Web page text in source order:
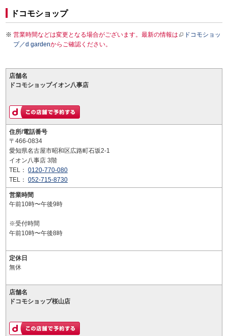
ドコモショップ
営業時間などは変更となる場合がございます。最新の情報は
ドコモショッ
プ／d gardenからご確認ください。
店舗名
ドコモショップイオン八事店
住所/電話番号
〒466-0834
愛知県名古屋市昭和区広路町石坂2-1
イオン八事店 3階
TEL： 0120-770-080
TEL： 052-715-8730
営業時間
午前10時〜午後9時
※受付時間
午前10時〜午後8時
定休日
無休
店舗名
ドコモショップ桜山店